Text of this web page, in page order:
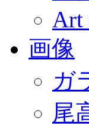
Art
画像
ガ
尾